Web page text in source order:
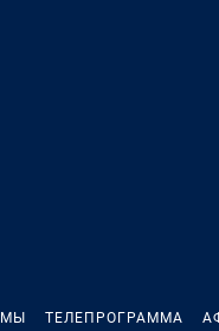
ТЕЛЕПРОГРАММА